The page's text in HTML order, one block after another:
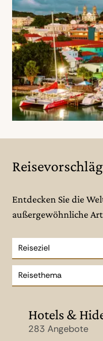
Entdecken Sie die
außergewöhnliche Art
Reiseziel
Reisethema
Hotels &
283 Angebote